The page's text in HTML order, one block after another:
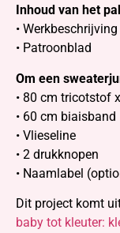
Inhoud van het
• Werkbeschrijving
• Patroonblad
Om een
• 80 cm tricotstof
• 60 cm biaisband
• Vlieseline
• 2 drukknopen
• Naamlabel
Dit project komt
baby tot kleuter: